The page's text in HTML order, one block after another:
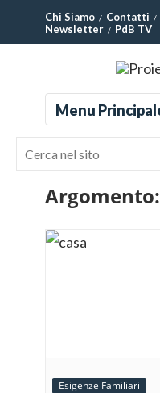
Chi Siamo Contatti
Newsletter
PdB TV
Argomento:
Esigenze Familiari